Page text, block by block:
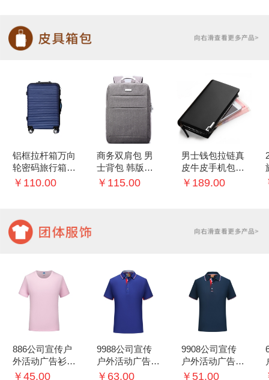
铝框拉杆箱万向
轮密码旅行箱子
20/22寸行李箱
￥110.00
商务双肩包 男
士背包 韩版学
生书包
￥115.00
男士钱包拉链真
皮牛皮手机包多
功能手包
￥189.00
886公司宣传户
外活动广告衫T
恤可印logo
￥45.00
9988公司宣传
户外活动广告衫
T恤可印logo
￥63.00
9908公司宣传
户外活动广告衫
T恤可印logo
￥51.00